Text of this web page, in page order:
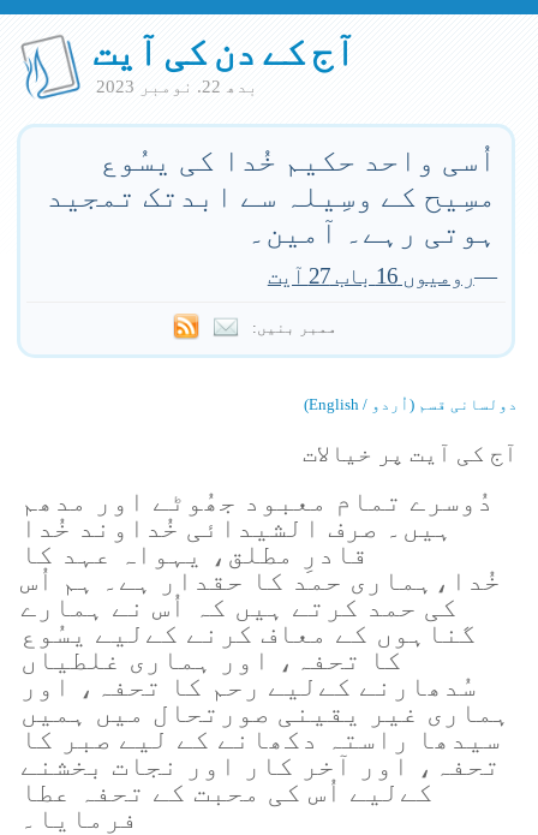
آج کے دن کی آیت
بدھ 22. نومبر 2023
اُسی واحد حکیم خُدا کی یسُوع
مسِیح کے وسِیلہ سے ابدتک تمجید
ہوتی رہے۔ آمین۔
—رومیوں 16 باب 27 آیت
ممبر بنیں:
دولسانی قسم (اُردو / English)
آج کی آیت پر خیالات
دُوسرے تمام معبود جھُوٹے اور مدھم
ہیں۔ صرف الشیدائی خُداوند خُدا
قادرِ مطلق، یہواہ عہد کا
خُدا،ہماری حمد کا حقدار ہے۔ ہم اُس
کی حمد کرتے ہیں کہ اُس نے ہمارے
گناہوں کے معاف کرنے کےلیے یسُوع
کا تحفہ، اور ہماری غلطیاں
سُدھارنے کےلیے رحم کا تحفہ، اور
ہماری غیر یقینی صورتحال میں ہمیں
سیدھا راستہ دکھانے کے لیے صبر کا
تحفہ، اور آخر کار اور نجات بخشنے
کےلیے اُس کی محبت کے تحفہ عطا
فرمایا۔